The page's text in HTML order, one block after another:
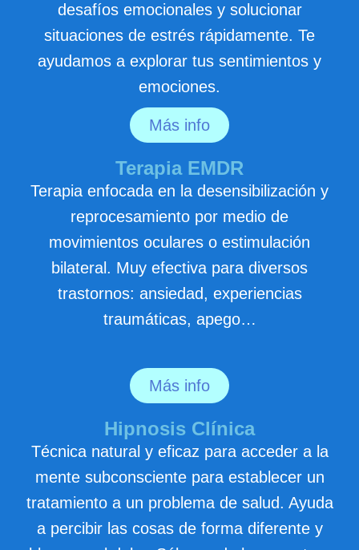
desafíos emocionales y solucionar
situaciones de estrés rápidamente. Te
ayudamos a explorar tus sentimientos y
emociones.
Más info
Terapia EMDR
Terapia enfocada en la desensibilización y
reprocesamiento por medio de
movimientos oculares o estimulación
bilateral. Muy efectiva para diversos
trastornos: ansiedad, experiencias
traumáticas, apego…
Más info
Hipnosis Clínica
Técnica natural y eficaz para acceder a la
mente subconsciente para establecer un
tratamiento a un problema de salud. Ayuda
a percibir las cosas de forma diferente y